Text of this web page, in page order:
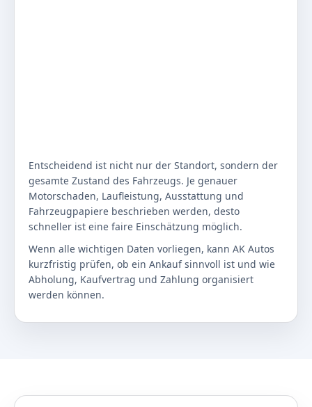
Entscheidend ist nicht nur der Standort, sondern der
gesamte Zustand des Fahrzeugs. Je genauer
Motorschaden, Laufleistung, Ausstattung und
Fahrzeugpapiere beschrieben werden, desto
schneller ist eine faire Einschätzung möglich.
Wenn alle wichtigen Daten vorliegen, kann AK Autos
kurzfristig prüfen, ob ein Ankauf sinnvoll ist und wie
Abholung, Kaufvertrag und Zahlung organisiert
werden können.